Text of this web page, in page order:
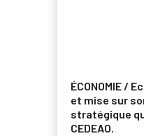
ÉCONOMIE /
et mise sur
stratégique
CEDEAO.